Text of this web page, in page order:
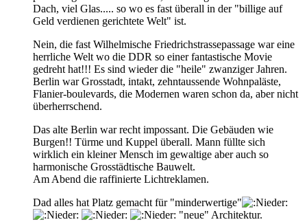
Dach, viel Glas..... so wo es fast überall in der "billige auf
Geld verdienen gerichtete Welt" ist.
Nein, die fast Wilhelmische Friedrichstrassepassage war eine
herrliche Welt wo die DDR so einer fantastische Movie
gedreht hat!!! Es sind wieder die "heile" zwanziger Jahren.
Berlin war Grosstadt, intakt, zehntaussende Wohnpaläste,
Flanier-boulevards, die Modernen waren schon da, aber nicht
überherrschend.
Das alte Berlin war recht impossant. Die Gebäuden wie
Burgen!! Türme und Kuppel überall. Mann füllte sich
wirklich ein kleiner Mensch im gewaltige aber auch so
harmonische Grosstädtische Bauwelt.
Am Abend die raffinierte Lichtreklamen.
Dad alles hat Platz gemacht für "minderwertige"
"neue" Architektur.